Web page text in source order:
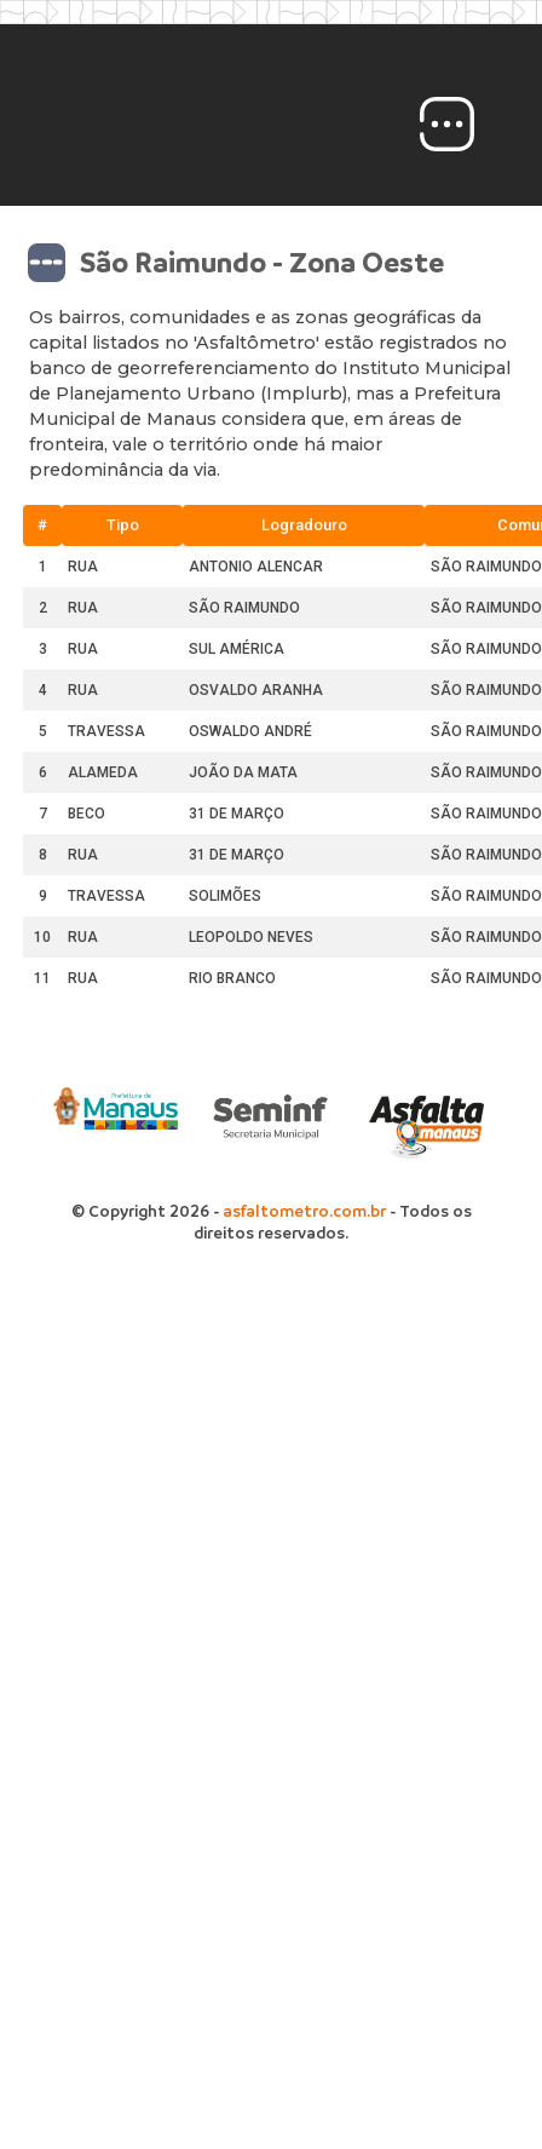
São Raimundo - Zona Oeste
Os bairros, comunidades e as zonas geográficas da
capital listados no 'Asfaltômetro' estão registrados no
banco de georreferenciamento do Instituto Municipal
de Planejamento Urbano (Implurb), mas a Prefeitura
Municipal de Manaus considera que, em áreas de
fronteira, vale o território onde há maior
predominância da via.
# Tipo Logradouro
1 RUA ANTONIO ALENCAR SÃO RAIMUNDO
2 RUA SÃO RAIMUNDO SÃO RAIMUNDO
3 RUA SUL AMÉRICA SÃO RAIMUNDO
4 RUA OSVALDO ARANHA SÃO RAIMUNDO
5 TRAVESSA OSWALDO ANDRÉ SÃO RAIMUNDO
6 ALAMEDA JOÃO DA MATA SÃO RAIMUNDO
7 BECO 31 DE MARÇO SÃO RAIMUNDO
8 RUA 31 DE MARÇO SÃO RAIMUNDO
9 TRAVESSA SOLIMÕES SÃO RAIMUNDO
10 RUA LEOPOLDO NEVES SÃO RAIMUNDO
11 RUA RIO BRANCO SÃO RAIMUNDO
© Copyright 2026 - asfaltometro.com.br- Todos os
direitos reservados.